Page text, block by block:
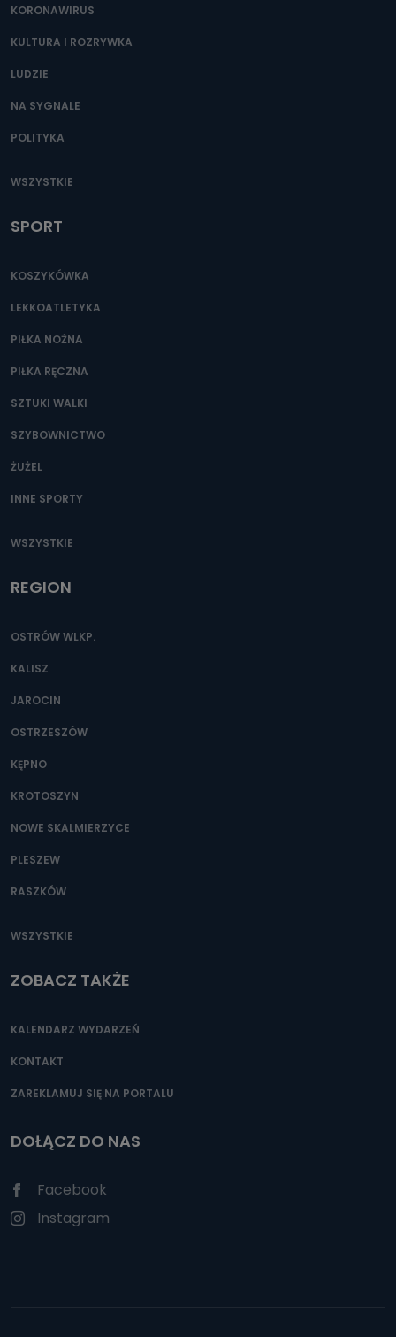
KORONAWIRUS
KULTURA I ROZRYWKA
LUDZIE
NA SYGNALE
POLITYKA
WSZYSTKIE
SPORT
KOSZYKÓWKA
LEKKOATLETYKA
PIŁKA NOŻNA
PIŁKA RĘCZNA
SZTUKI WALKI
SZYBOWNICTWO
ŻUŻEL
INNE SPORTY
WSZYSTKIE
REGION
OSTRÓW WLKP.
KALISZ
JAROCIN
OSTRZESZÓW
KĘPNO
KROTOSZYN
NOWE SKALMIERZYCE
PLESZEW
RASZKÓW
WSZYSTKIE
ZOBACZ TAKŻE
KALENDARZ WYDARZEŃ
KONTAKT
ZAREKLAMUJ SIĘ NA PORTALU
DOŁĄCZ DO NAS
Facebook
Instagram